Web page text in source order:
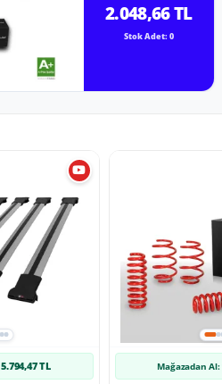
2.048,66 TL
Stok Adet: 0
5.794,47 TL Mağazadan Al: